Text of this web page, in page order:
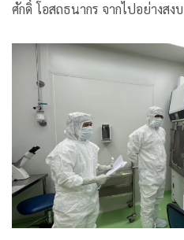
ศักดิ์ โอสถธนากร จากไปอย่างส